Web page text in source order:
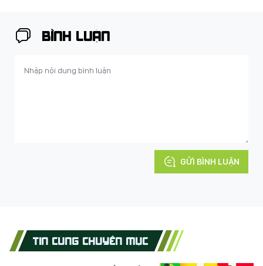
BÌNH LUẬN
GỬI BÌNH LUẬN
TIN CÙNG CHUYÊN MỤC